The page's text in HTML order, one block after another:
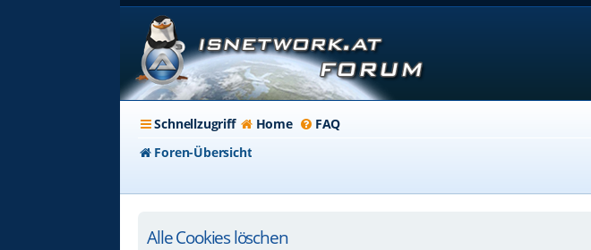
Schnellzugriff Home FAQ
Foren-Übersicht
Alle Cookies löschen